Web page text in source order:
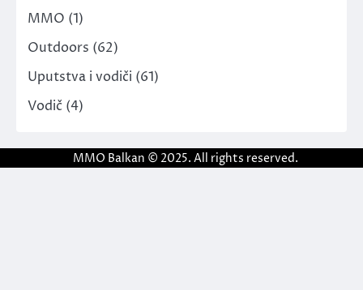
MMO (1)
Outdoors (62)
Uputstva i vodiči (61)
Vodič (4)